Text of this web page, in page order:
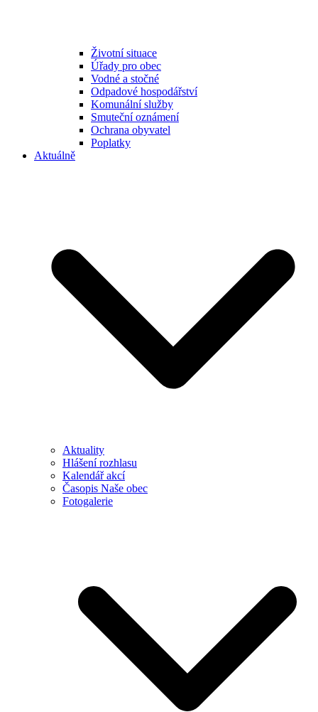
Životní situace
Úřady pro obec
Vodné a stočné
Odpadové hospodářství
Komunální služby
Smuteční oznámení
Ochrana obyvatel
Poplatky
Aktuálně
Aktuality
Hlášení rozhlasu
Kalendář akcí
Časopis Naše obec
Fotogalerie